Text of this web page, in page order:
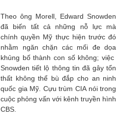
Theo ông Morell, Edward Snowden
đã biến tất cả những nỗ lực mà
chính quyền Mỹ thực hiện trước đó
nhằm ngăn chặn các mối đe dọa
khủng bố thành con số không; việc
Snowden tiết lộ thông tin đã gây tổn
thất không thể bù đắp cho an ninh
quốc gia Mỹ. Cựu trùm CIA nói trong
cuộc phỏng vấn với kênh truyền hình
CBS.